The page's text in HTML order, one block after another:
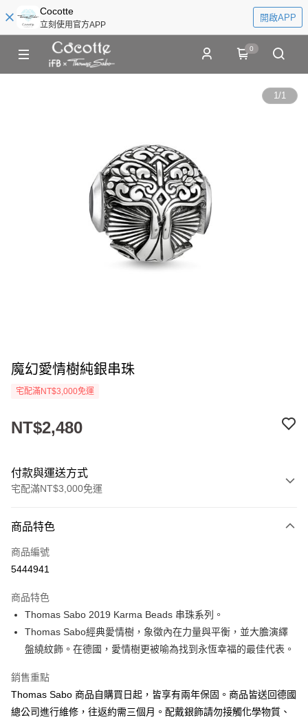
Cocotte
立刻使用官方APP
開啟APP
0
1/1
魔幻愛情樹純銀串珠
宅配滿NT$3,000免運
NT$2,480
付款與運送方式
宅配滿NT$3,000免運
信用卡一次付款
Apple Pay
悠遊付
ATM付款
運送方式
黑貓宅急便
每筆NT$100，滿NT$3,000(含以上)免運費
商品特色
商品編號
5444941
商品特色
Thomas Sabo 2019 Karma Beads 串珠系列。
Thomas Sabo經典愛情樹，象徵內在力量與平衡，並大膽演繹
盤繞紋飾。在德國，愛情樹更被喻為找到永恆幸福的最佳代表。
銷售重點
Thomas Sabo 商品自購買日起，皆享有兩年保固。商品皆送回德國
總公司進行維修，往返約需三個月。配戴銀飾請勿接觸化學物質、